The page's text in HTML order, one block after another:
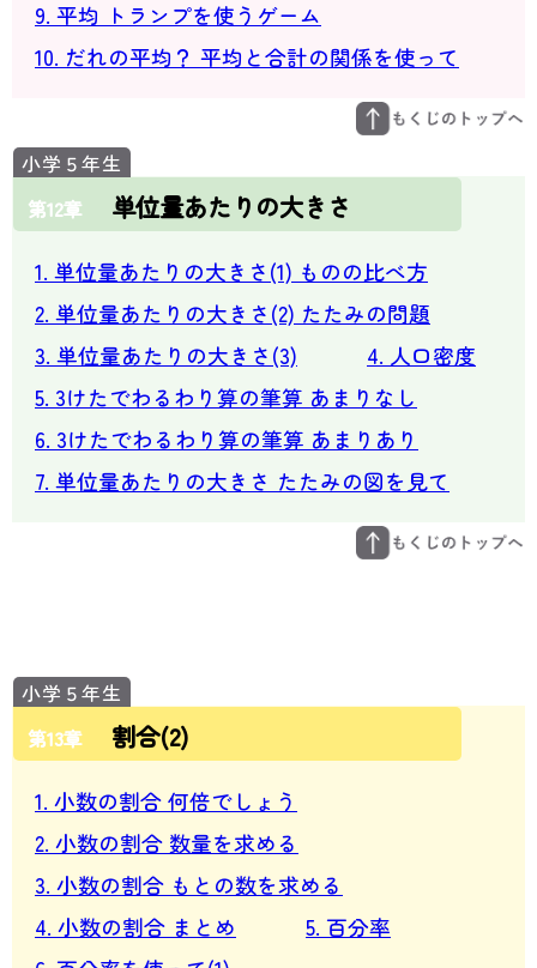
9. 平均 トランプを使うゲーム
10. だれの平均？ 平均と合計の関係を使って
第12章 単位量あたりの大きさ
1. 単位量あたりの大きさ(1) ものの比べ方
2. 単位量あたりの大きさ(2) たたみの問題
3. 単位量あたりの大きさ(3)
4. 人口密度
5. 3けたでわるわり算の筆算 あまりなし
6. 3けたでわるわり算の筆算 あまりあり
7. 単位量あたりの大きさ たたみの図を見て
第13章 割合(2)
1. 小数の割合 何倍でしょう
2. 小数の割合 数量を求める
3. 小数の割合 もとの数を求める
4. 小数の割合 まとめ
5. 百分率